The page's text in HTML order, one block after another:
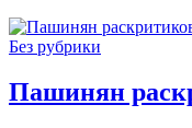
Без рубрики
Пашинян